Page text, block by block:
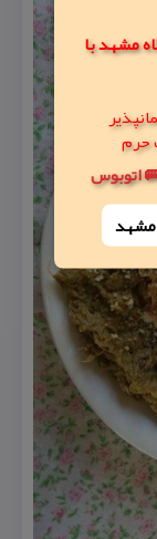
و اقامتگاه مشهد با
اتوبوس
مشهد